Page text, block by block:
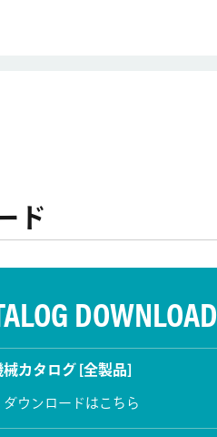
ド
DOWNLOAD
械カタログ [全製品]
ダウンロードはこちら